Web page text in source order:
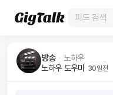
방송 ᆞ 노하우
노하우 도우미 30일전